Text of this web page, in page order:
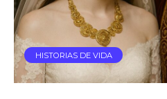
HISTORIAS DE VIDA